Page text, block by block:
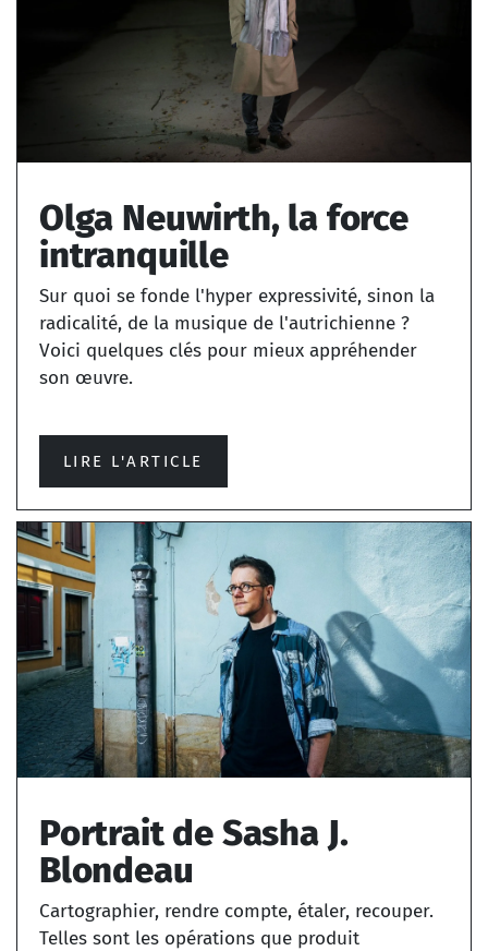
Olga Neuwirth, la force
intranquille
Sur quoi se fonde l'hyper expressivité, sinon la
radicalité, de la musique de l'autrichienne ?
Voici quelques clés pour mieux appréhender
son œuvre.
LIRE L'ARTICLE
Portrait de Sasha J.
Blondeau
Cartographier, rendre compte, étaler, recouper.
Telles sont les opérations que produit